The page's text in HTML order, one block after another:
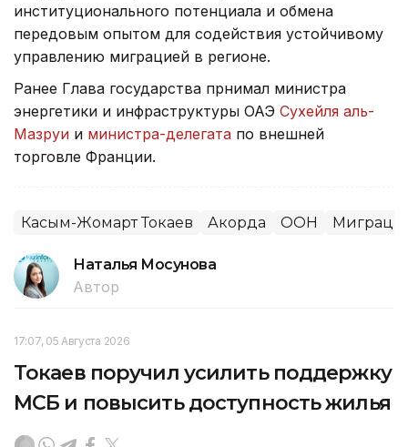
институционального потенциала и обмена
передовым опытом для содействия устойчивому
управлению миграцией в регионе.
Ранее Глава государства прнимал министра
энергетики и инфраструктуры ОАЭ Сухейля аль-
Мазруи и министра-делегата по внешней
торговле Франции.
Касым-Жомарт Токаев Акорда ООН
Наталья Мосунова
Автор
17:07, 05 Августа 2026
Токаев поручил усилить поддержку
МСБ и повысить доступность жилья